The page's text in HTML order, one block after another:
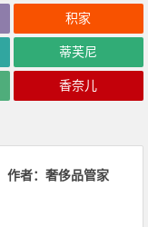
积家
蒂芙尼
香奈儿
作者：奢侈品管家